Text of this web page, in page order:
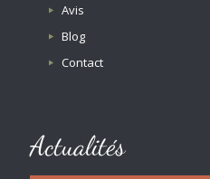
Avis
Blog
Contact
Actualités